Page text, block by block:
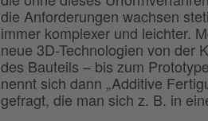
die Anforderungen wachsen
immer komplexer und leichter.
neue 3D-Technologien von der
des Bauteils – bis zum
nennt sich dann „Additive
gefragt, die man sich z. B. in